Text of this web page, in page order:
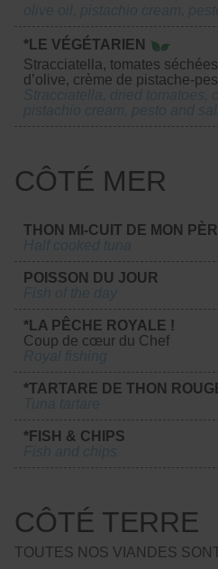
*LE VÉGÉTARIEN
Stracciatella, tomates
d’olive, crème de pistache-
CÔTÉ MER
THON MI-CUIT DE MON
POISSON DU JOUR
*LA PÊCHE ROYALE !
Coup de cœur du Chef
*TARTARE DE THON
*FISH & CHIPS
CÔTÉ TERRE
TOUTES NOS VIANDES